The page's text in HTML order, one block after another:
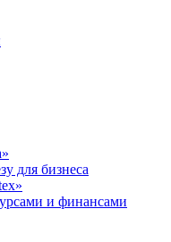
для бизнеса
и финансами